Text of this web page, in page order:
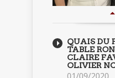
QUAIS DU
TABLE
CLAIRE
OLIVIER